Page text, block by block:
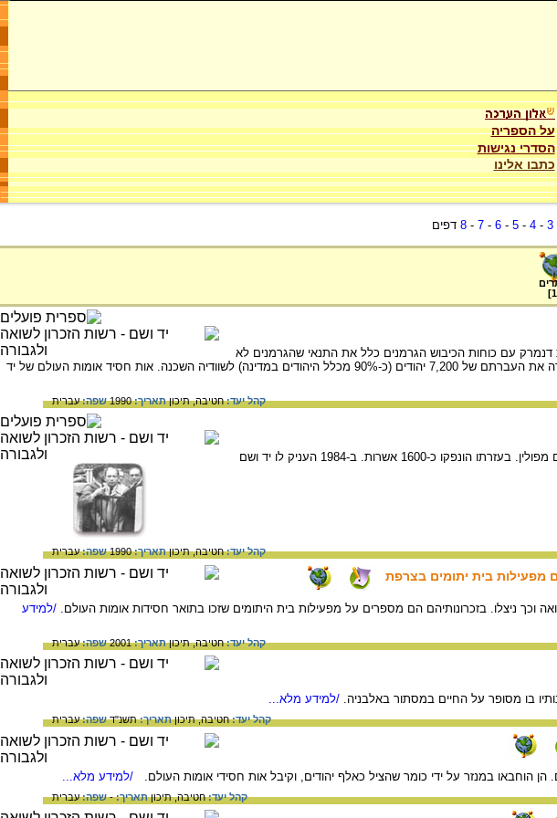
על הספריה
הסדרי נגישות
כתבו אלינו
3
-
4
-
5
-
6
-
7
-
8 דפים
1
]
עם כוחות הכיבוש הגרמנים כלל את התנאי שהגרמנים לא
יפגעו ביהודים. ההתנגדות הדנית למדיניות הנאצית, מן השלטון לעם הדני, איפשרה את העברתם של 7,200 יהודים (כ-90% מכלל היהודים במדינה) לשוודיה השכנה. אות חסיד אומות העולם של יד
קהל יעד:חטיבה,תיכוןתאריך:1990 שפה:עברית
קונסול-כללי של יפן בקובנה שבליטא. העניק אשרות מעבר יפניות לפליטים יהודים מפולין. בעזרתו הונפקו כ-1600 אשרות. ב-1984 העניק לו יד ושם
קהל יעד:חטיבה,תיכוןתאריך:1990 שפה:עברית
מפעילות בית יתומים בצרפת
ניצלו. בזכרונותיהם הם מספרים על מפעילות בית היתומים שזכו בתואר חסידות אומות העולם. /למידע
קהל יעד:חטיבה,תיכוןתאריך:2001 שפה:עברית
/למידע מלא...
קהל יעד:חטיבה,תיכוןתאריך:תשנ"דשפה:עברית
/למידע מלא...
קהל יעד:חטיבה,תיכוןתאריך:-שפה:עברית